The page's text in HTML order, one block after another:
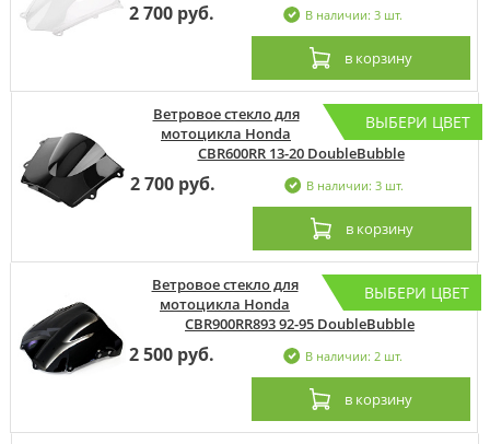
2 700 руб. В наличии: 3 шт.
в корзину
ВЫБЕРИ ЦВЕТ
Ветровое стекло для
мотоцикла Honda
CBR600RR 13-20 DoubleBubble
2 700 руб. В наличии: 3 шт.
в корзину
ВЫБЕРИ ЦВЕТ
Ветровое стекло для
мотоцикла Honda
CBR900RR893 92-95 DoubleBubble
2 500 руб. В наличии: 2 шт.
в корзину